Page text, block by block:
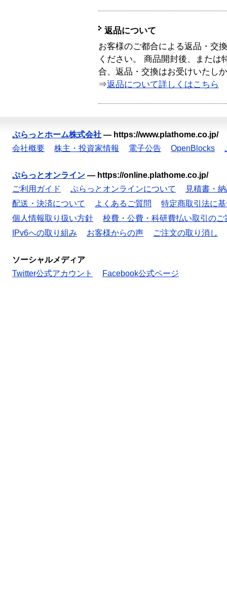
返品について
お客様のご都合による返品・交
ください。 商品開封後、または
合、返品・交換はお受けいたし
⇒返品について詳しくはこちら
ぷらっとホーム株式会社 — https://www.plathome.co.jp/
会社概要
株主・投資家情報 電子公告 OpenBlocks
ぷらっとオンライン — https://online.plathome.co.jp/
ご利用ガイド
ぷらっとオンラインについて
見積書・
配送・決済について
よくあるご質問
特定商取引法に
個人情報取り扱い方針
校費・公費・科研費払い取引のご
IPv6への取り組み
お客様からの声 ご注文の取り消し
ソーシャルメディア
Twitter公式アカウント
Facebook公式ページ